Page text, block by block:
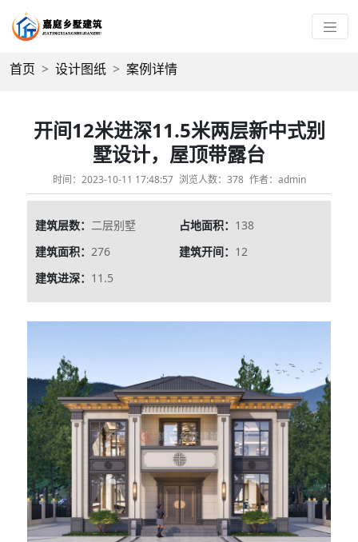
首页 设计图纸 案例详情
开间12米进深11.5米两层新中式别
墅设计，屋顶带露台
时间：2023-10-11 17:48:57 浏览人数：378 作者：admin
建筑层数： 二层别墅 占地面积： 138
建筑面积： 276 建筑开间： 12
建筑进深： 11.5